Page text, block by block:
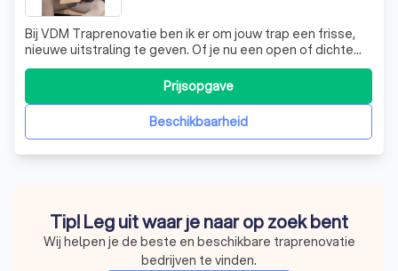
Bij VDM Traprenovatie ben ik er om jouw trap een frisse,
nieuwe uitstraling te geven. Of je nu een open of dichte
trap hebt, van hout of beton, ik zorg ervoor dat deze
perfect aansluit bij jouw woning en persoonlijke stijl. Met
een breed scala aan duurzame materialen en kleuren,
zoals betonlook, houBeschikbaarheid
Prijsopgave
Tip! Leg uit waar je naar op zoek bent
Wij helpen je de beste en beschikbare traprenovatie
bedrijven te vinden.